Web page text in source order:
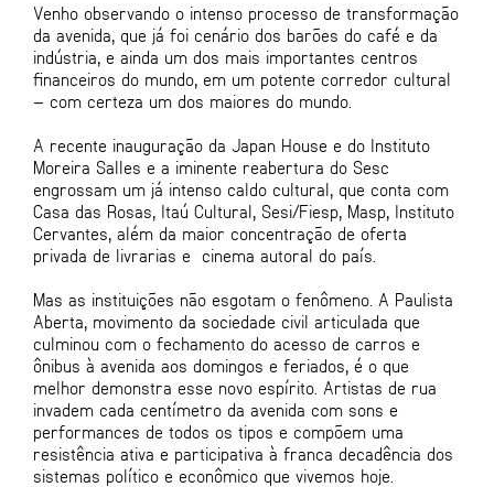
Venho observando o intenso processo de transformação
da avenida, que já foi cenário dos barões do café e da
indústria, e ainda um dos mais importantes centros
financeiros do mundo, em um potente corredor cultural
– com certeza um dos maiores do mundo.
A recente inauguração da Japan House e do Instituto
Moreira Salles e a iminente reabertura do Sesc
engrossam um já intenso caldo cultural, que conta com
Casa das Rosas, Itaú Cultural, Sesi/Fiesp, Masp, Instituto
Cervantes, além da maior concentração de oferta
privada de livrarias e cinema autoral do país.
Mas as instituições não esgotam o fenômeno. A Paulista
Aberta, movimento da sociedade civil articulada que
culminou com o fechamento do acesso de carros e
ônibus à avenida aos domingos e feriados, é o que
melhor demonstra esse novo espírito. Artistas de rua
invadem cada centímetro da avenida com sons e
performances de todos os tipos e compõem uma
resistência ativa e participativa à franca decadência dos
sistemas político e econômico que vivemos hoje.